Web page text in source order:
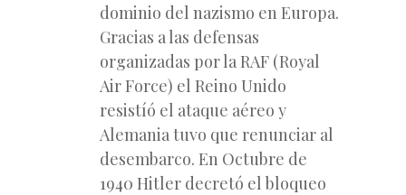
dominio del nazismo en Europa.
Gracias a las defensas
organizadas por la RAF (Royal
Air Force) el Reino Unido
resistíó el ataque aéreo y
Alemania tuvo que renunciar al
desembarco. En Octubre de
1940 Hitler decretó el bloqueo